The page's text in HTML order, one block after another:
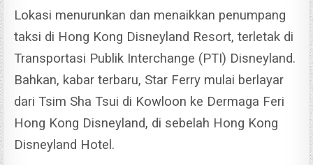
Lokasi menurunkan dan menaikkan penumpang
taksi di Hong Kong Disneyland Resort, terletak di
Transportasi Publik Interchange (PTI) Disneyland.
Bahkan, kabar terbaru, Star Ferry mulai berlayar
dari Tsim Sha Tsui di Kowloon ke Dermaga Feri
Hong Kong Disneyland, di sebelah Hong Kong
Disneyland Hotel.